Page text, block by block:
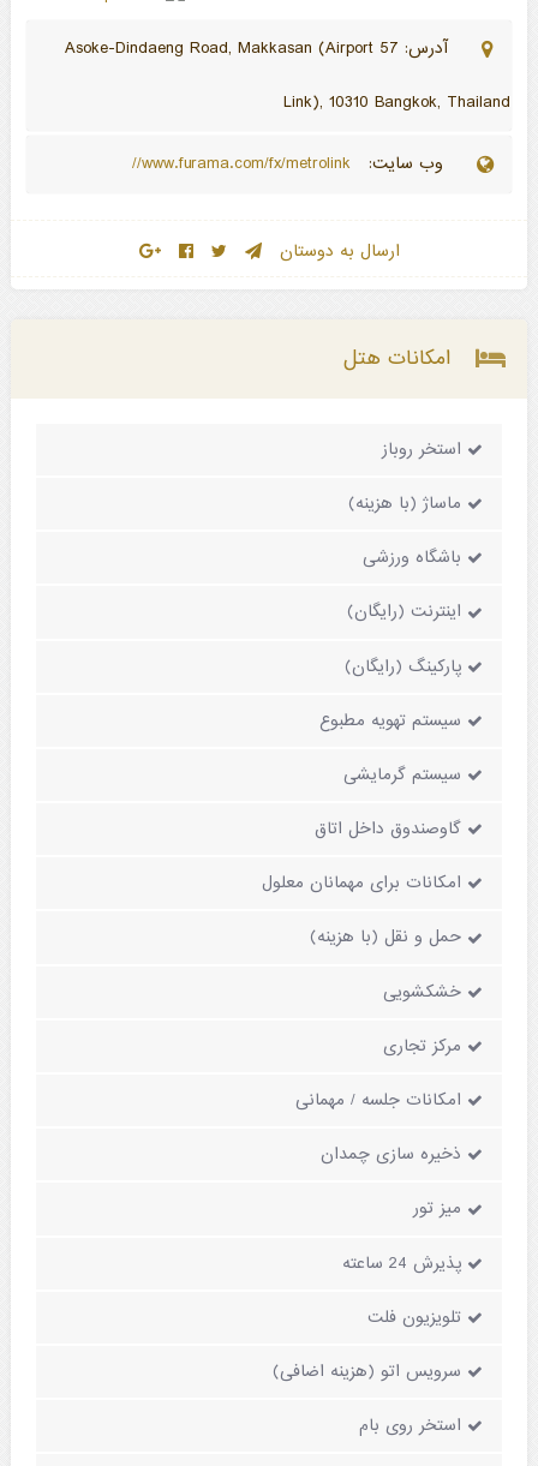
آدرس: 57 Asoke-Dindaeng Road, Makkasan (Airport
Link), 10310 Bangkok, Thailand
وب سایت:
ارسال به دوستان
امکانات هتل
استخر روباز
ماساژ (با هزینه)
باشگاه ورزشی
اینترنت (رایگان)
پارکینگ (رایگان)
سیستم تهویه مطبوع
سیستم گرمایشی
گاوصندوق داخل اتاق
امکانات برای مهمانان معلول
حمل و نقل (با هزینه)
خشکشویی
مرکز تجاری
امکانات جلسه / مهمانی
ذخیره سازی چمدان
میز تور
پذیرش 24 ساعته
تلویزیون فلت
سرویس اتو (هزینه اضافی)
استخر روی بام